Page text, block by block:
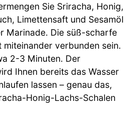
Sie Sriracha, Honig,
Limettensaft und Sesamöl
Marinade. Die süß-scharfe
verbunden sein.
2-3 Minuten. Der
Ihnen bereits das Wasser
lassen – genau das,
Honig-Lachs-Schalen